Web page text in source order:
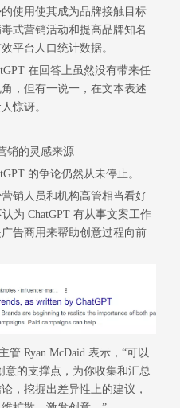
使用使其成为品牌接触目标
式营销活动和提高品牌知名
平台人口统计数据。
在回答上虽然没有带来任
，但有一说一，在文本表述
惊讶。
销的灵感来源
的争论仍然从未停止。
销人员和机构高管相当看好
为 ChatGPT 有从事文案工作
告商用来帮助创意过程向前
管 Ryan McDaid 表示，“可以
意的支撑点，为你收集和汇总
，挖掘出差异性上的建议，